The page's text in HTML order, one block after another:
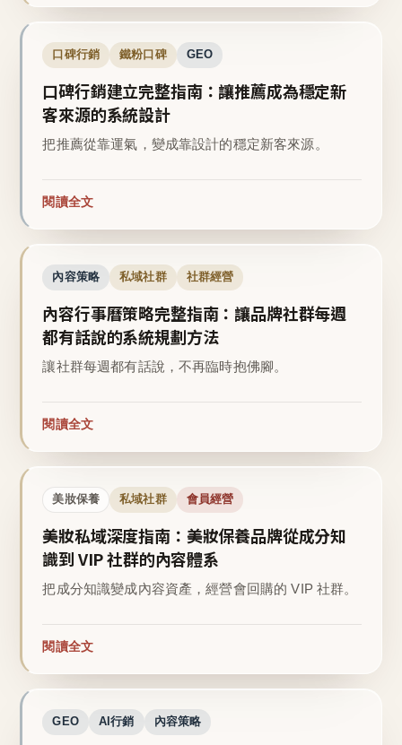
口碑行銷 鐵粉口碑 GEO
口碑行銷建立完整指南：讓推薦成為穩定新
客來源的系統設計
把推薦從靠運氣，變成靠設計的穩定新客來源。
閱讀全文
內容策略 私域社群 社群經營
內容行事曆策略完整指南：讓品牌社群每週
都有話說的系統規劃方法
讓社群每週都有話說，不再臨時抱佛腳。
閱讀全文
美妝保養 私域社群 會員經營
美妝私域深度指南：美妝保養品牌從成分知
識到 VIP 社群的內容體系
把成分知識變成內容資產，經營會回購的 VIP 社群。
閱讀全文
GEO AI行銷 內容策略